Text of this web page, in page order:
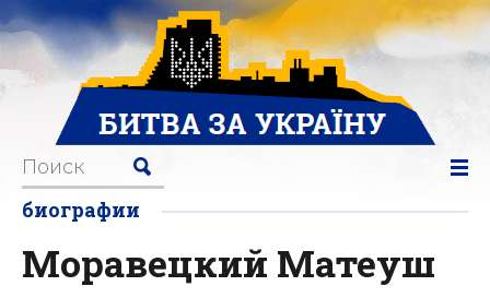
биографии
Моравецкий Матеуш